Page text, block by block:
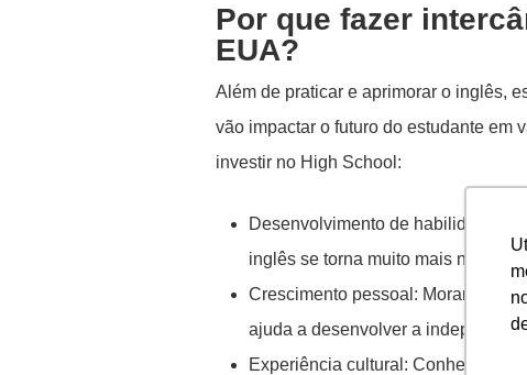
Por que fazer
EUA?
Além de praticar e aprimorar o inglês,
vão impactar o futuro do estudante em
investir no High School:
Desenvolvimento de habilidades
inglês se torna muito mais natural e
Crescimento pessoal: Morar longe
ajuda a desenvolver a
Experiência cultural: Conhecer a